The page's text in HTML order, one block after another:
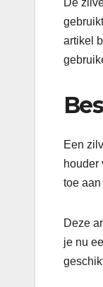
artikel
Een
houder
toe
Deze
je nu